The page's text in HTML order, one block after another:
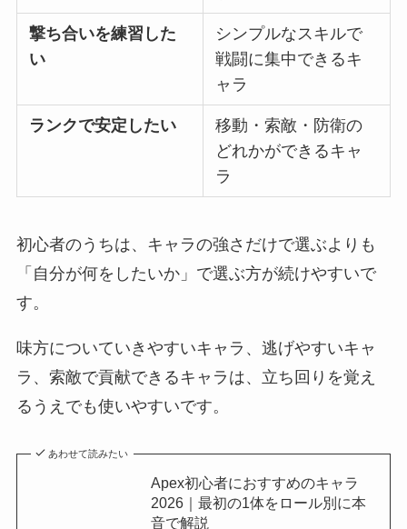
撃ち合いを練習した
い
シンプルなスキルで
戦闘に集中できるキ
ャラ
ランクで安定したい
移動・索敵・防衛の
どれかができるキャ
ラ
初心者のうちは、キャラの強さだけで選ぶよりも
「自分が何をしたいか」で選ぶ方が続けやすいで
す。
味方についていきやすいキャラ、逃げやすいキャ
ラ、索敵で貢献できるキャラは、立ち回りを覚え
るうえでも使いやすいです。
あわせて読みたい
Apex初心者におすすめのキャラ
2026｜最初の1体をロール別に本
音で解説